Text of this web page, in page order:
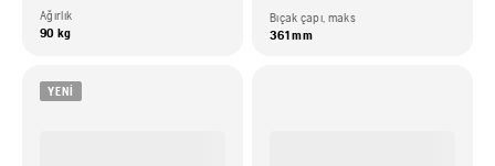
Ağırlık
90 kg
Bıçak çapı, maks
361 mm
YENI